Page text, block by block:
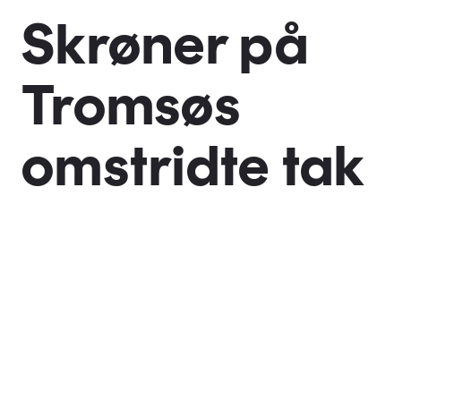
Skrøner på
Tromsøs
omstridte tak